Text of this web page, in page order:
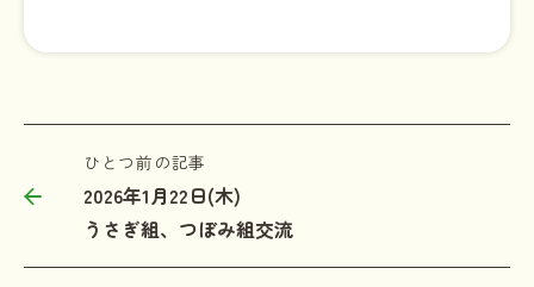
ひとつ前の記事
2026年1月22日(木)
うさぎ組、つぼみ組交流